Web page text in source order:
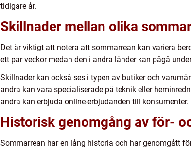
tidigare år.
Skillnader mellan olika
Det är viktigt att notera att sommarrean kan variera
ett par veckor medan den i andra länder kan pågå
Skillnader kan också ses i typen av butiker och
andra kan vara specialiserade på teknik eller
andra kan erbjuda online-erbjudanden till konsumenter.
Historisk genomgång av för-
Sommarrean har en lång historia och har genomgått